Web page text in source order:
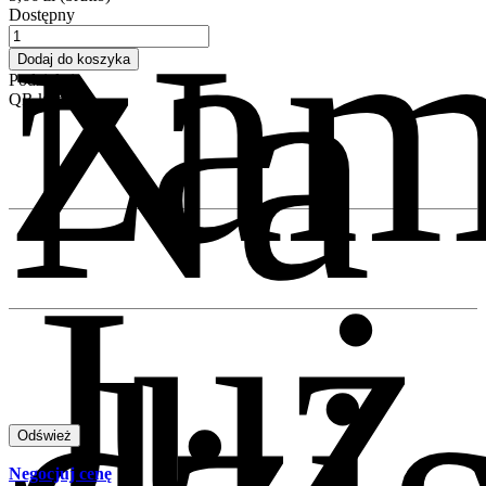
Dostępny
Dodaj do koszyka
Podziel się
QR kod
Na
Negocjuj cenę